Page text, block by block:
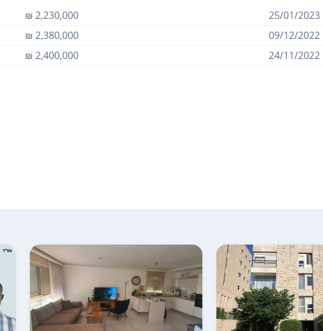
25/01/2023
2,230,000 ₪
09/12/2022
2,380,000 ₪
24/11/2022
2,400,000 ₪